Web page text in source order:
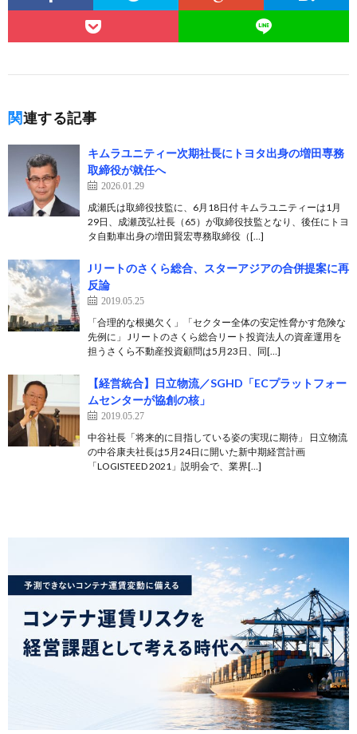
関連する記事
キムラユニティー次期社長にトヨタ出身の増田専務
取締役が就任へ
2026.01.29
成瀬氏は取締役技監に、6月18日付 キムラユニティーは1月
29日、成瀬茂弘社長（65）が取締役技監となり、後任にトヨ
タ自動車出身の増田賢宏専務取締役（[…]
Jリートのさくら総合、スターアジアの合併提案に再
反論
2019.05.25
「合理的な根拠欠く」「セクター全体の安定性脅かす危険な
先例に」 Jリートのさくら総合リート投資法人の資産運用を
担うさくら不動産投資顧問は5月23日、同[…]
【経営統合】日立物流／SGHD「ECプラットフォー
ムセンターが協創の核」
2019.05.27
中谷社長「将来的に目指している姿の実現に期待」 日立物流
の中谷康夫社長は5月24日に開いた新中期経営計画
「LOGISTEED 2021」説明会で、業界[…]